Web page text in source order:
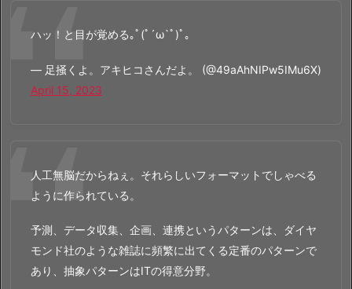
ハッ！と目が覚める｡ﾟ(ﾟ´ω`ﾟ)ﾟ｡
— 足掻くよ。アキヒコさんだよ。 (@49aAhNIPw5IMu6X)
April 15, 2023
人工無脳だからねぇ。それらしいフォーマットでしゃべる
ように作られている。
予測、データ収集、企画、連携というパターンは、ダイヤ
モンド社のような雑誌に頻繁に出てくる定番のパターンで
あり、抽象パターンはITの得意分野。